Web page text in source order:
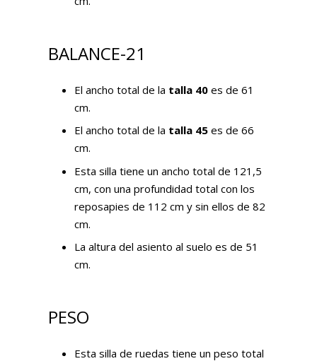
BALANCE-21
El ancho total de la talla 40 es de 61
cm.
El ancho total de la talla 45 es de 66
cm.
Esta silla tiene un ancho total de 121,5
cm, con una profundidad total con los
reposapies de 112 cm y sin ellos de 82
cm.
La altura del asiento al suelo es de 51
cm.
PESO
Esta silla de ruedas tiene un peso total